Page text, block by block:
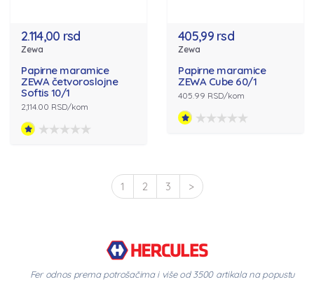
2.114,00 rsd
Zewa
Papirne maramice
ZEWA četvoroslojne
Softis 10/1
2,114.00 RSD/kom
405,99 rsd
Zewa
Papirne maramice
ZEWA Cube 60/1
405.99 RSD/kom
1 2 3 >
Fer odnos prema potrošačima i više od 3500 artikala na popustu